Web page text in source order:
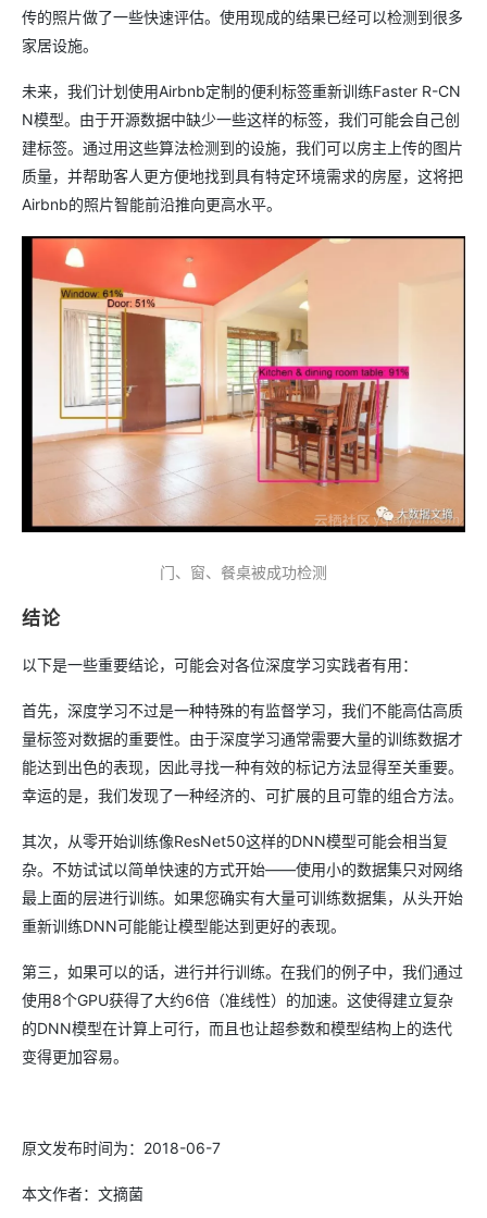
传的照片做了一些快速评估。使用现成的结果已经可以检测到很多
家居设施。
未来，我们计划使用Airbnb定制的便利标签重新训练Faster R-CN
N模型。由于开源数据中缺少一些这样的标签，我们可能会自己创
建标签。通过用这些算法检测到的设施，我们可以房主上传的图片
质量，并帮助客人更方便地找到具有特定环境需求的房屋，这将把
Airbnb的照片智能前沿推向更高水平。
门、窗、餐桌被成功检测
结论
以下是一些重要结论，可能会对各位深度学习实践者有用：
首先，深度学习不过是一种特殊的有监督学习，我们不能高估高质
量标签对数据的重要性。由于深度学习通常需要大量的训练数据才
能达到出色的表现，因此寻找一种有效的标记方法显得至关重要。
幸运的是，我们发现了一种经济的、可扩展的且可靠的组合方法。
其次，从零开始训练像ResNet50这样的DNN模型可能会相当复
杂。不妨试试以简单快速的方式开始——使用小的数据集只对网络
最上面的层进行训练。如果您确实有大量可训练数据集，从头开始
重新训练DNN可能能让模型能达到更好的表现。
第三，如果可以的话，进行并行训练。在我们的例子中，我们通过
使用8个GPU获得了大约6倍（准线性）的加速。这使得建立复杂
的DNN模型在计算上可行，而且也让超参数和模型结构上的迭代
变得更加容易。
原文发布时间为：2018-06-7
本文作者：文摘菌